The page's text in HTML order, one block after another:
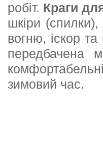
робіт. Краги
шкіри (спилки),
вогню, іскор та
передбачена
зимовий час.